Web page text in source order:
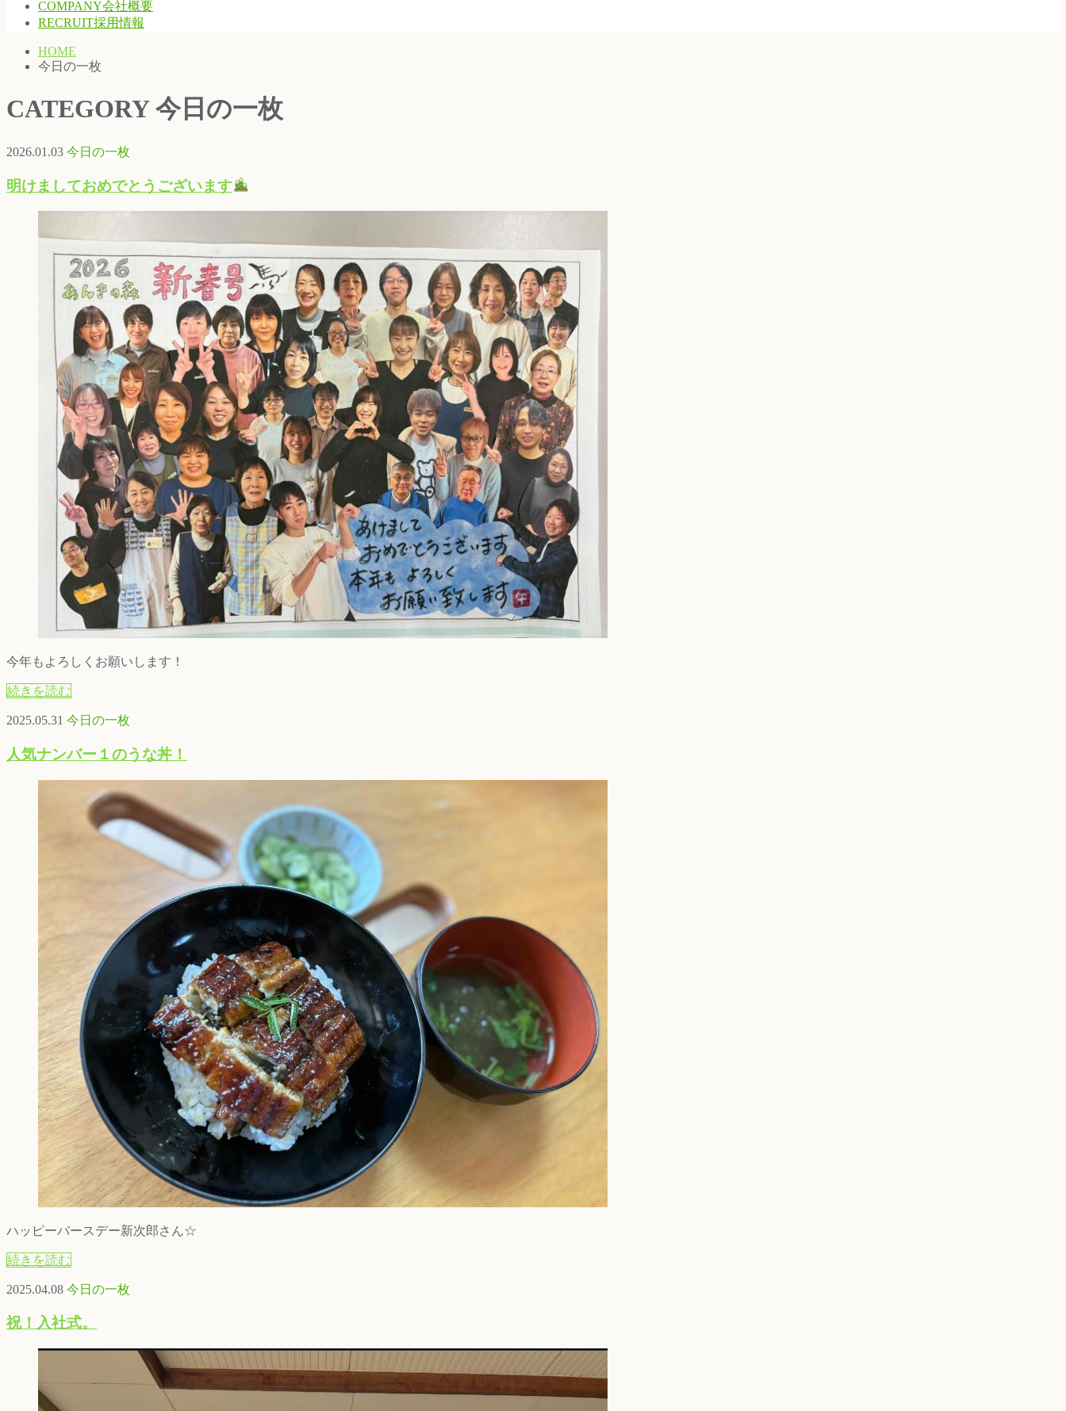
COMPANY会社概要
RECRUIT採用情報
HOME
今日の一枚
CATEGORY今日の一枚
2026.01.03 今日の一枚
明けましておめでとうございます
今年もよろしくお願いします！
続きを読む
2025.05.31 今日の一枚
人気ナンバー１のうな丼！
ハッピーバースデー新次郎さん☆
続きを読む
2025.04.08 今日の一枚
祝！入社式。